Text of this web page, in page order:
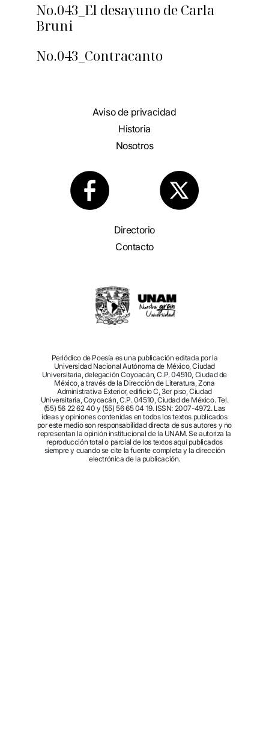
No.043_El desayuno de Carla
Bruni
No.043_Contracanto
Aviso de privacidad
Historia
Nosotros
Directorio
Contacto
Periódico de Poesía es una publicación editada por la
Universidad Nacional Autónoma de México, Ciudad
Universitaria, delegación Coyoacán, C.P. 04510, Ciudad de
México, a través de la Dirección de Literatura, Zona
Administrativa Exterior, edificio C, 3er piso, Ciudad
Universitaria, Coyoacán, C.P. 04510, Ciudad de México. Tel.
(55) 56 22 62 40 y (55) 56 65 04 19. ISSN: 2007-4972. Las
ideas y opiniones contenidas en todos los textos publicados
por este medio son responsabilidad directa de sus autores y no
representan la opinión institucional de la UNAM. Se autoriza la
reproducción total o parcial de los textos aquí publicados
siempre y cuando se cite la fuente completa y la dirección
electrónica de la publicación.